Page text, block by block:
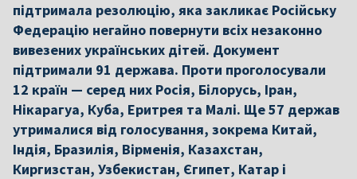
підтримала резолюцію, яка закликає Російську
Федерацію негайно повернути всіх незаконно
вивезених українських дітей. Документ
підтримали 91 держава. Проти проголосували
12 країн — серед них Росія, Білорусь, Іран,
Нікарагуа, Куба, Еритрея та Малі. Ще 57 держав
утрималися від голосування, зокрема Китай,
Індія, Бразилія, Вірменія, Казахстан,
Киргизстан, Узбекистан, Єгипет, Катар і